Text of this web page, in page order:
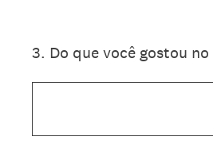
3. Do que você gostou